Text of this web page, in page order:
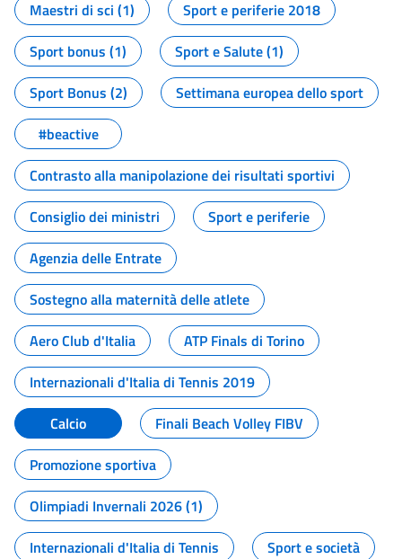
Maestri di sci (1)
Sport e periferie 2018
Sport bonus (1)
Sport e Salute (1)
Sport Bonus (2)
Settimana europea dello sport
#beactive
Contrasto alla manipolazione dei risultati sportivi
Consiglio dei ministri
Sport e periferie
Agenzia delle Entrate
Sostegno alla maternità delle atlete
Aero Club d'Italia
ATP Finals di Torino
Internazionali d'Italia di Tennis 2019
Calcio
Finali Beach Volley FIBV
Promozione sportiva
Olimpiadi Invernali 2026 (1)
Internazionali d'Italia di Tennis
Sport e società